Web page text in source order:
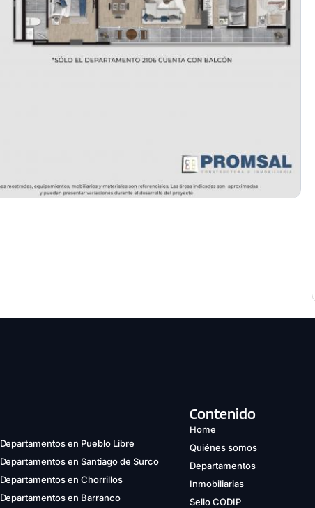
Departamentos en Pueblo Libre
Departamentos en Santiago de Surco
Departamentos en Chorrillos
Departamentos en Barranco
Contenido
Home
Quiénes somos
Departamentos
Inmobiliarias
Sello CODIP